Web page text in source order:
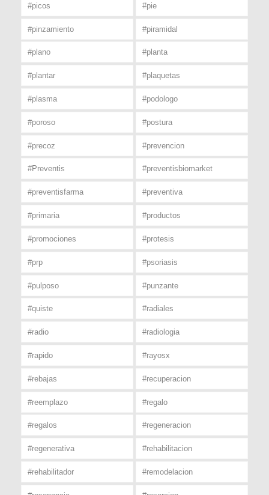
#picos #pie
#pinzamiento #piramidal
#plano #planta
#plantar #plaquetas
#plasma #podologo
#poroso #postura
#precoz #prevencion
#Preventis #preventisbiomarket
#preventisfarma #preventiva
#primaria #productos
#promociones #protesis
#prp #psoriasis
#pulposo #punzante
#quiste #radiales
#radio #radiologia
#rapido #rayosx
#rebajas #recuperacion
#reemplazo #regalo
#regalos #regeneracion
#regenerativa #rehabilitacion
#rehabilitador #remodelacion